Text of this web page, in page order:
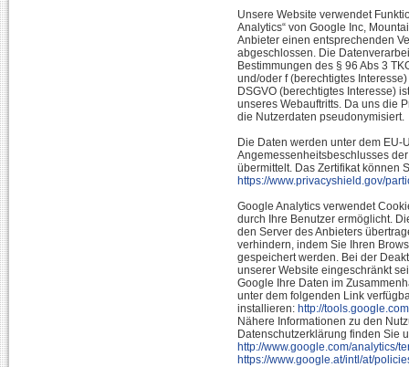
Unsere Website verwendet
Analytics“ von Google Inc,
Anbieter einen entsprechenden
abgeschlossen. Die
Bestimmungen des § 96 Abs 3
und/oder f (berechtigtes
DSGVO (berechtigtes Interesse)
unseres Webauftritts. Da uns die
die Nutzerdaten pseudonymisiert.
Die Daten werden unter dem
Angemessenheitsbeschlusses
übermittelt. Das Zertifikat können
https://www.privacyshield.gov/
Google Analytics verwendet
durch Ihre Benutzer ermöglicht.
den Server des Anbieters
verhindern, indem Sie Ihren
gespeichert werden. Bei der
unserer Website eingeschränkt
Google Ihre Daten im
unter dem folgenden Link
installieren: http://
Nähere Informationen zu den
Datenschutzerklärung finden Sie
http://www.google.com/analytics/
https://www.google.at/intl/at/